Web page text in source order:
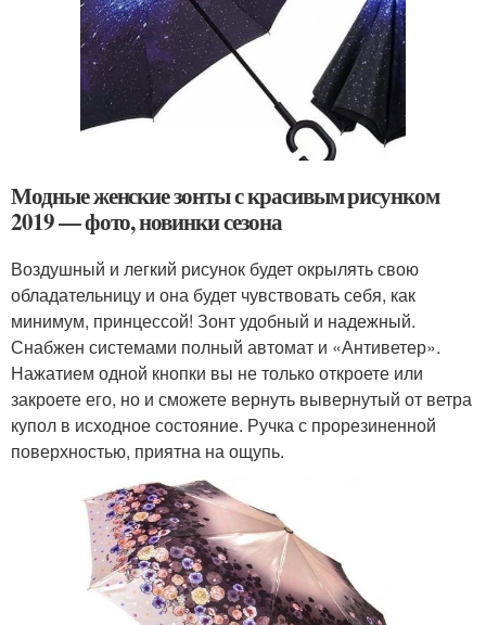
Модные женские зонты с красивым рисунком
2019 — фото, новинки сезона
Воздушный и легкий рисунок будет окрылять свою
обладательницу и она будет чувствовать себя, как
минимум, принцессой! Зонт удобный и надежный.
Снабжен системами полный автомат и «Антиветер».
Нажатием одной кнопки вы не только откроете или
закроете его, но и сможете вернуть вывернутый от ветра
купол в исходное состояние. Ручка с прорезиненной
поверхностью, приятна на ощупь.